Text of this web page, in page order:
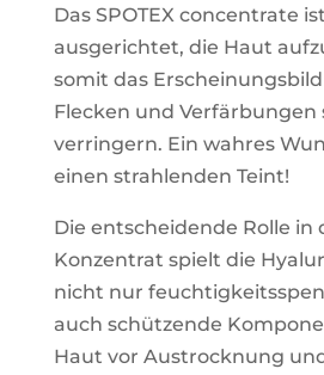
Das SPOTEX concentrate
ausgerichtet, die Haut
somit das
Flecken und Verfärbungen
verringern. Ein wahres
einen strahlenden Teint!
Die entscheidende Rolle in
Konzentrat spielt die
nicht nur
auch schützende
Haut vor Austrocknung